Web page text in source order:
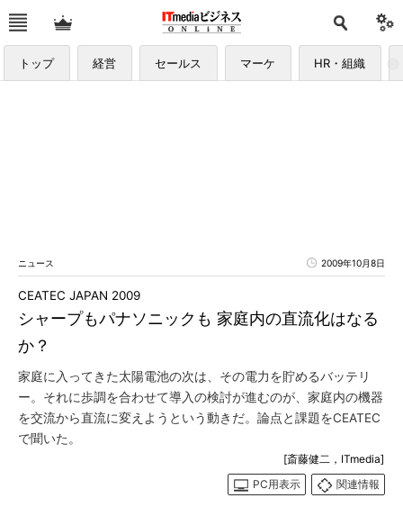
トップ 経営 セールス マーケ HR・組織
ニュース 2009年10月8日
シャープもパナソニックも 家庭内の直流化はなる
か？
CEATEC JAPAN 2009
家庭に入ってきた太陽電池の次は、その電力を貯めるバッテリ
ー。それに歩調を合わせて導入の検討が進むのが、家庭内の機器
を交流から直流に変えようという動きだ。論点と課題をCEATEC
で聞いた。
[斎藤健二，ITmedia]
PC用表示
関連情報